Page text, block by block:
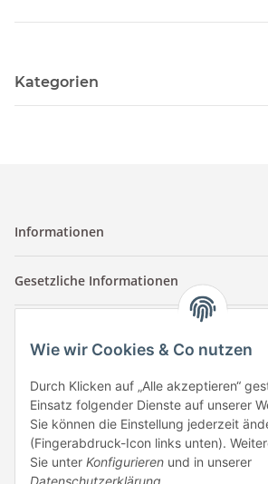
Kategorien
Informationen
Gesetzliche Informationen
Tuccar GmbH
Raum A-123
Anton-Kux-Str.2
41460 Neuss
E-Mail: info @ megaphonic.de
Kundenservice
Wie wir Cookies & Co nutzen
Durch Klicken auf „Alle akzeptieren“
Einsatz folgender Dienste auf unserer
Sie können die Einstellung jederzeit
(Fingerabdruck-Icon links unten).
Sie unter Konfigurieren und in unserer